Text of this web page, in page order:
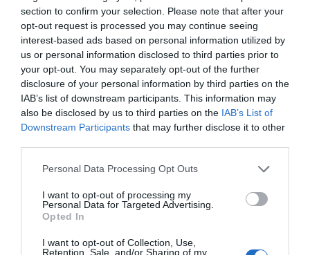
section to confirm your selection. Please note that after your
opt-out request is processed you may continue seeing
interest-based ads based on personal information utilized by
us or personal information disclosed to third parties prior to
your opt-out. You may separately opt-out of the further
disclosure of your personal information by third parties on the
IAB’s list of downstream participants. This information may
also be disclosed by us to third parties on the IAB’s List of
Downstream Participants that may further disclose it to other
Personal Data Processing Opt Outs
I want to opt-out of processing my
Personal Data for Targeted Advertising.
Opted In
I want to opt-out of Collection, Use,
Retention, Sale, and/or Sharing of my
χυδαιότητας!
Σχόλια 0
Πρόσθεσε ένα σχόλιο
ΤΙΤΛΟΣ